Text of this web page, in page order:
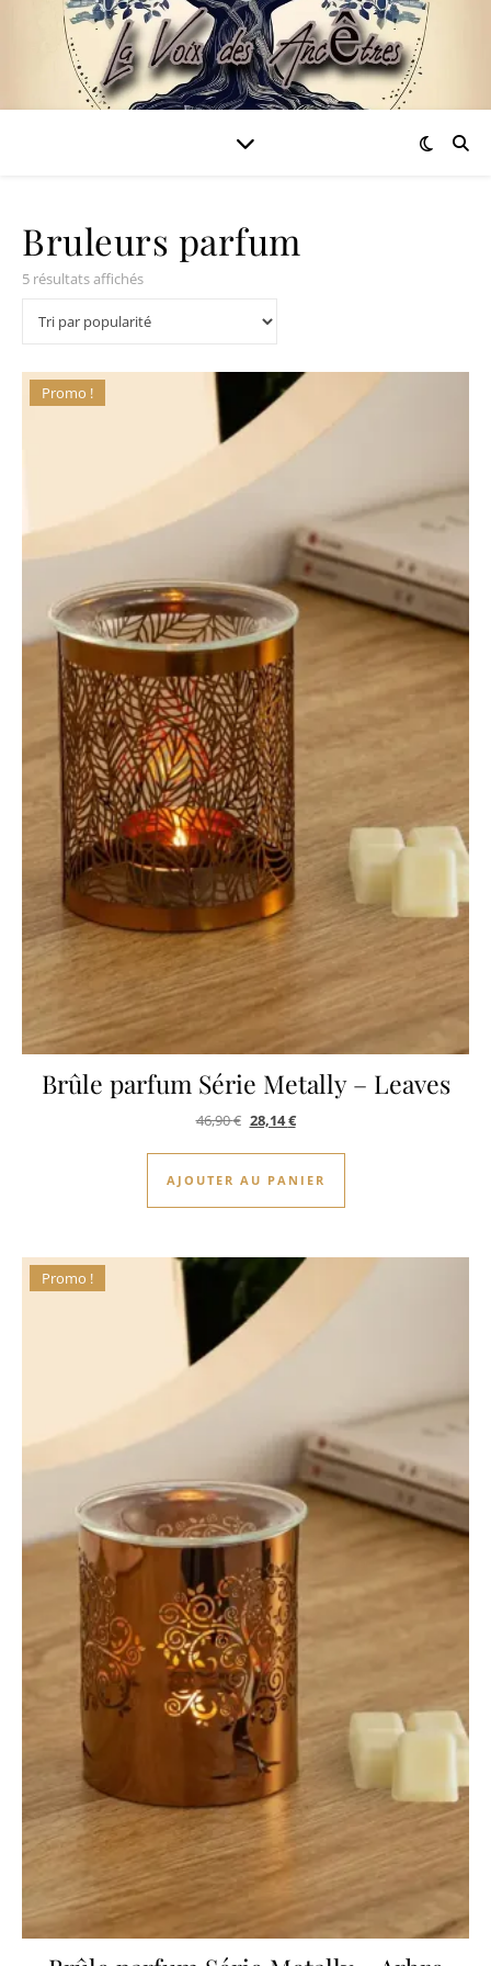
Bruleurs parfum
5 résultats affichésTrié par popularité
Promo !
Brûle parfum Série Metally – Leaves
46,90€ Le prix initial était : 46,90 €.
28,14€Le prix actuel est : 28,14 €.
AJOUTER AU PANIER
Promo !